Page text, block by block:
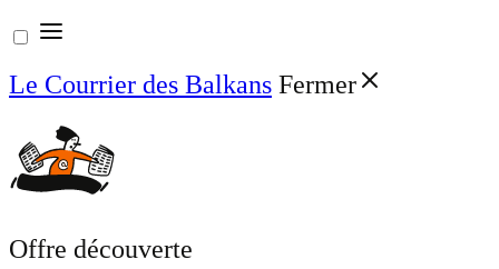
Aller
au
contenu
Le Courrier des Balkans Fermer
Offre découverte